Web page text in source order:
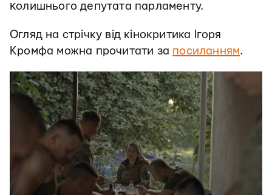
ĸолишнього депутата парламенту.
Огляд на стрічку від кінокритика Ігоря
Кромфа можна прочитати за посиланням.